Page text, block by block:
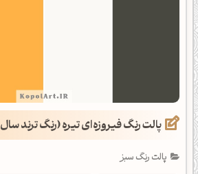
پالت رنگ فیروزه‌ای تیره (رنگ ترند سال 2026) و زرد خردلی
پالت رنگ سبز